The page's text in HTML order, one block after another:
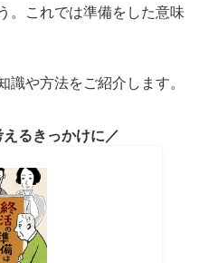
。これでは準備をした意味
識や方法をご紹介します。
るきっかけに